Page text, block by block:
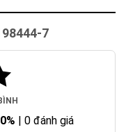
7
0% | 0 đánh giá